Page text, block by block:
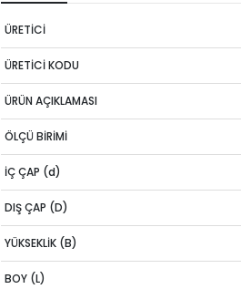
ÜRETİCİ
ÜRETİCİ KODU
ÜRÜN AÇIKLAMASI
ÖLÇÜ BİRİMİ
İÇ ÇAP (d)
DIŞ ÇAP (D)
YÜKSEKLİK (B)
BOY (L)